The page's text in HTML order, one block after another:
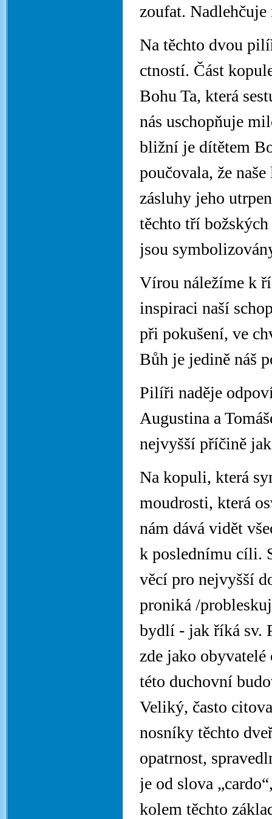
zoufat.
Na těchto dvou
ctností. Část
Bohu Ta, která
nás uschopňuje
bližní je dítětem
poučovala, že
zásluhy jeho
těchto tří
jsou
Vírou náležíme k
inspiraci naší
při pokušení, ve
Bůh je jedině náš
Pilíři naděje
Augustina a
nejvyšší příčině
Na kopuli, která
moudrosti, která
nám dává vidět
k poslednímu cíli.
věcí pro nejvyšší
proniká /
bydlí - jak říká sv.
zde jako
této duchovní
Veliký, často
nosníky těchto
opatrnost,
je od slova
kolem těchto